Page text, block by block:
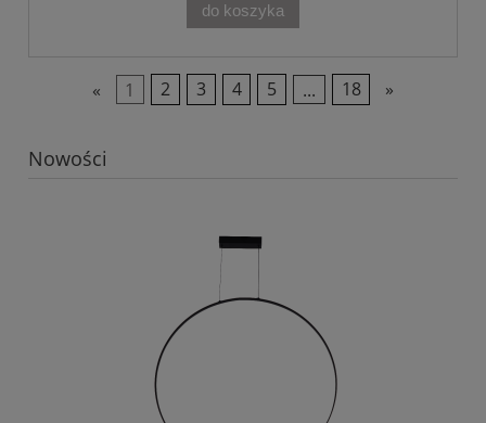
do koszyka
« 1 2 3 4 5 ... 18 »
Nowości